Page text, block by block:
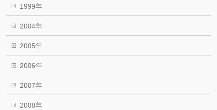
1999年
2004年
2005年
2006年
2007年
2008年